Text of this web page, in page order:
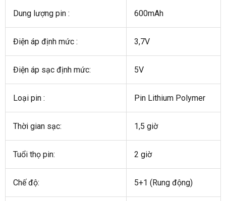
Dung lượng pin : 600mAh
Điện áp định mức : 3,7V
Điện áp sạc định mức: 5V
Loại pin : Pin Lithium Polymer
Thời gian sạc: 1,5 giờ
Tuổi thọ pin: 2 giờ
Chế độ: 5+1 (Rung động)